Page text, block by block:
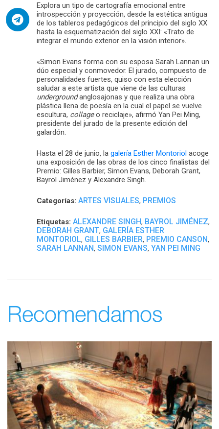
Explora un tipo de cartografía emocional entre
introspección y proyección, desde la estética antigua
de los tableros pedagógicos del principio del siglo XX
hasta la esquematización del siglo XXI: «Trato de
integrar el mundo exterior en la visión interior».
«Simon Evans forma con su esposa Sarah Lannan un
dúo especial y conmovedor. El jurado, compuesto de
personalidades fuertes, quiso con esta elección
saludar a este artista que viene de las culturas
undergroundanglosajonas y que realiza una obra
plástica llena de poesía en la cual el papel se vuelve
escultura, collageo reciclaje», afirmó Yan Pei Ming,
presidente del jurado de la presente edición del
galardón.
Hasta el 28 de junio, la galería Esther Montoriol acoge
una exposición de las obras de los cinco finalistas del
Premio: Gilles Barbier, Simon Evans, Deborah Grant,
Bayrol Jiménez y Alexandre Singh.
Categorías: ARTES VISUALES, PREMIOS
Etiquetas: ALEXANDRE SINGH, BAYROL JIMÉNEZ,
DEBORAH GRANT, GALERÍA ESTHER
MONTORIOL, GILLES BARBIER, PREMIO CANSON,
SARAH LANNAN, SIMON EVANS, YAN PEI MING
Recomendamos